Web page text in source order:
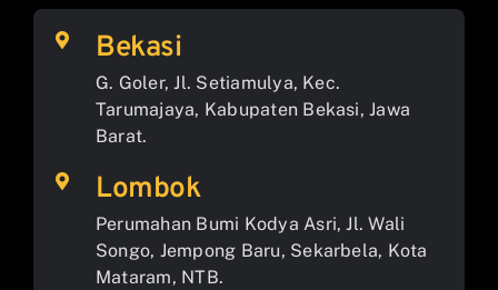
Bekasi
G. Goler, Jl. Setiamulya, Kec.
Tarumajaya, Kabupaten Bekasi, Jawa
Barat.
Lombok
Perumahan Bumi Kodya Asri, Jl. Wali
Songo, Jempong Baru, Sekarbela, Kota
Mataram, NTB.